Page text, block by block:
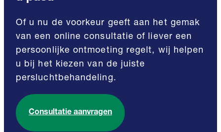
Of u nu de voorkeur geeft aan het gemak
van een online consultatie of liever een
persoonlijke ontmoeting regelt, wij helpen
u bij het kiezen van de juiste
persluchtbehandeling.
Consultatie aanvragen